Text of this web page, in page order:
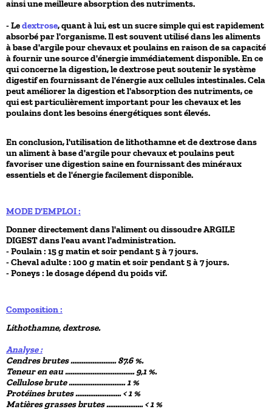
ainsi une meilleure absorption des nutriments.
- Ledextrose, quant à lui, est un sucre simple qui est rapidement
absorbé par l'organisme. Il est souvent utilisé dans les aliments
à base d'argile pour chevaux et poulains en raison de sa capacité
à fournir une source d'énergie immédiatement disponible. En ce
qui concerne la digestion, le dextrose peut soutenir le système
digestif en fournissant de l'énergie aux cellules intestinales. Cela
peut améliorer la digestion et l'absorption des nutriments, ce
qui est particulièrement important pour les chevaux et les
poulains dont les besoins énergétiques sont élevés.
En conclusion, l'utilisation de lithothamne et de dextrose dans
un aliment à base d'argile pour chevaux et poulains peut
favoriser une digestion saine en fournissant des minéraux
essentiels et de l'énergie facilement disponible.
MODE D'EMPLOI :
Donner directement dans l'aliment ou dissoudre ARGILE
DIGEST dans l'eau avant l'administration.
- Poulain : 15 g matin et soir pendant 5 à 7 jours.
- Cheval adulte : 100 g matin et soir pendant 5 à 7 jours.
- Poneys : le dosage dépend du poids vif.
Composition :
Lithothamne, dextrose.
Analyse :
Cendres brutes ......................... 87.6 %.
Teneur en eau ...................................... 9,1 %.
Cellulose brute ............................... 1 %
Protéines brutes ......................... < 1 %
Matières grasses brutes .................... < 1 %